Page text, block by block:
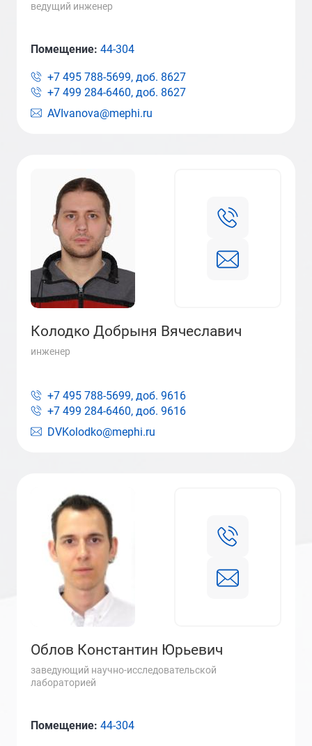
ведущий инженер
AVIvanova@mephi.ru
Помещение: 44-304
+7 495 788-5699, доб. 8627
+7 499 284-6460, доб. 8627
Колодко Добрыня Вячеславич
инженер
DVKolodko@mephi.ru
+7 495 788-5699, доб. 9616
+7 499 284-6460, доб. 9616
Облов Константин Юрьевич
заведующий научно-исследовательской
лабораторией
Помещение: 44-304